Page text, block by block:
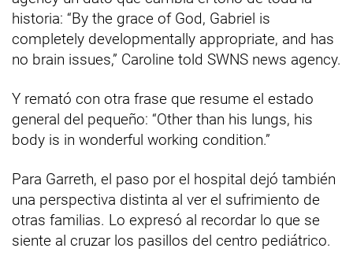
historia: “By the grace of God, Gabriel is
completely developmentally appropriate, and has
no brain issues,” Caroline told SWNS news agency.
Y remató con otra frase que resume el estado
general del pequeño: “Other than his lungs, his
body is in wonderful working condition.”
Para Garreth, el paso por el hospital dejó también
una perspectiva distinta al ver el sufrimiento de
otras familias. Lo expresó al recordar lo que se
siente al cruzar los pasillos del centro pediátrico.